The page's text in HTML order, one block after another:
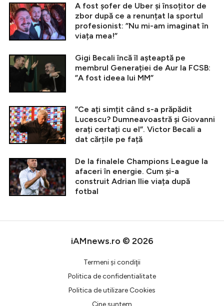
A fost șofer de Uber și însoțitor de
zbor după ce a renunțat la sportul
profesionist: ”Nu mi-am imaginat în
viața mea!”
Gigi Becali încă îl așteaptă pe
membrul Generației de Aur la FCSB:
”A fost ideea lui MM”
”Ce ați simțit când s-a prăpădit
Lucescu? Dumneavoastră și Giovanni
erați certați cu el”. Victor Becali a
dat cărțile pe față
De la finalele Champions League la
afaceri în energie. Cum și-a
construit Adrian Ilie viața după
fotbal
iAMnews.ro © 2026
Termeni şi condiţii
Politica de confidentialitate
Politica de utilizare Cookies
Cine suntem